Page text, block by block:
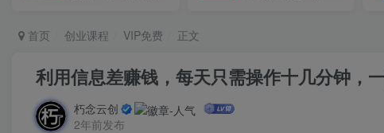
首页 创业课程 VIP免费 正文
利用信息差赚钱，每天只需操作十几分钟，
朽念云创
2年前发布